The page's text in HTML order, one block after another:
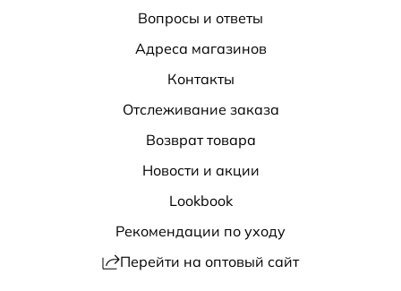
Вопросы и ответы
Адреса магазинов
Контакты
Отслеживание заказа
Возврат товара
Новости и акции
Lookbook
Рекомендации по уходу
Перейти на оптовый сайт